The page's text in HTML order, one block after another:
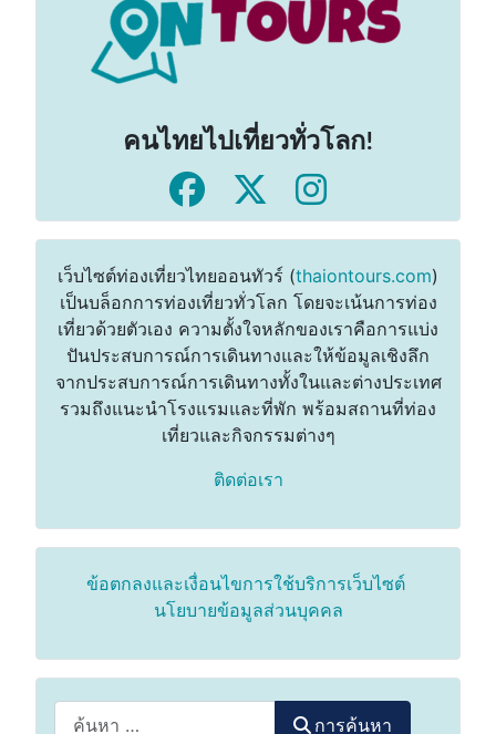
คนไทยไปเที่ยวทั่วโลก!
เว็บไซต์ท่องเที่ยวไทยออนทัวร์ (thaiontours.com)
เป็นบล็อกการท่องเที่ยวทั่วโลก โดยจะเน้นการท่อง
เที่ยวด้วยตัวเอง ความตั้งใจหลักของเราคือการแบ่ง
ปันประสบการณ์การเดินทางและให้ข้อมูลเชิงลึก
จากประสบการณ์การเดินทางทั้งในและต่างประเทศ
รวมถึงแนะนำโรงแรมและที่พัก พร้อมสถานที่ท่อง
เที่ยวและกิจกรรมต่างๆ
ติดต่อเรา
ข้อตกลงและเงื่อนไขการใช้บริการเว็บไซต์
นโยบายข้อมูลส่วนบุคคล
การค้นหา
การค้นหา